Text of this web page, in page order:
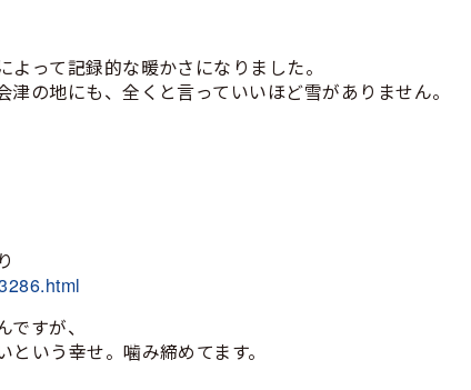
って記録的な暖かさになりました。
の地にも、全くと言っていいほど雪がありません。
すが、
いう幸せ。噛み締めてます。